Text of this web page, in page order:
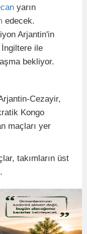
yarın
edecek.
Arjantin'in
ile
bekliyor.
Cezayir,
Kongo
maçları yer
takımların üst